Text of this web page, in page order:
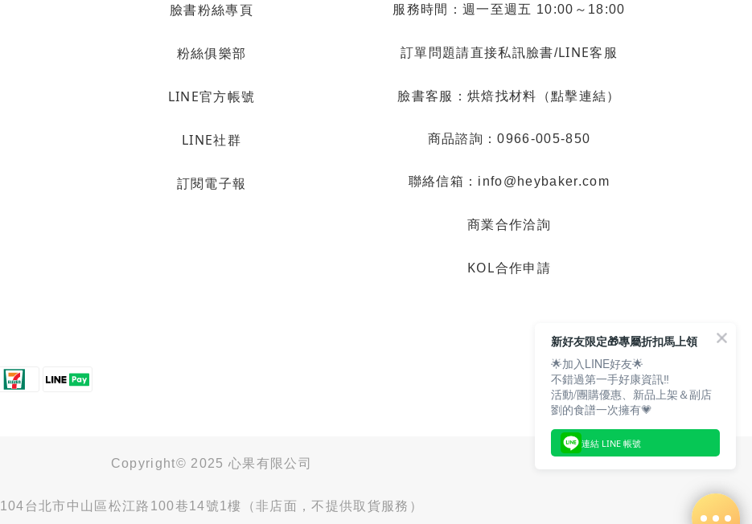
臉書粉絲專頁
粉絲俱樂部
LINE官方帳號
LINE社群
訂閱電子報
服務時間：週一至週五 10:00～18:00
訂單問題請直接私訊臉書/LINE客服
臉書客服： 烘焙找材料（點擊連結）
商品諮詢：0966-005-850
聯絡信箱：info@heybaker.com
商業合作洽詢
KOL合作申請
Copyright© 2025 心果有限公司
104台北市中山區松江路100巷14號1樓（非店面，不提供取貨服務）
新好友限定🎁專屬折扣馬上領
🌟加入LINE好友🌟
不錯過第一手好康資訊‼️
活動/團購優惠、新品上架＆副店
劉的食譜一次擁有💗
連結 LINE 帳號